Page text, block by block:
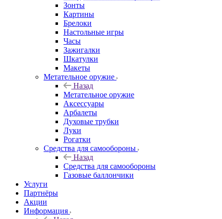
Зонты
Картины
Брелоки
Настольные игры
Часы
Зажигалки
Шкатулки
Макеты
Метательное оружие
Назад
Метательное оружие
Аксессуары
Арбалеты
Духовые трубки
Луки
Рогатки
Средства для самообороны
Назад
Средства для самообороны
Газовые баллончики
Услуги
Партнёры
Акции
Информация